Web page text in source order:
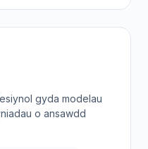
gyda modelau
o ansawdd